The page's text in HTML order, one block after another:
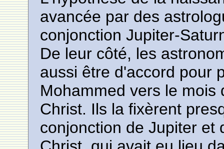
avancée par des
conjonction Jupiter-
De leur côté, les
aussi être d'accord pour
Mohammed vers le
Christ. Ils la fixèrent
conjonction de Jupiter et